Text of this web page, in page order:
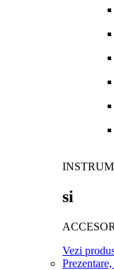
si
Vezi